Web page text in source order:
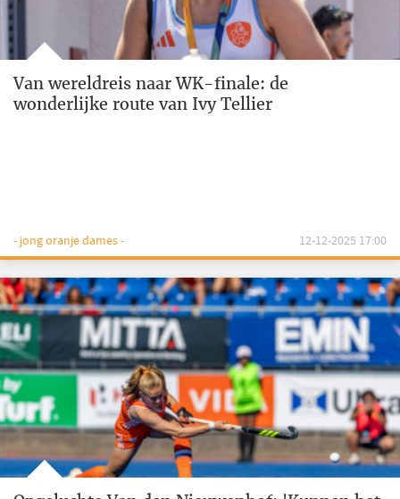
Van wereldreis naar WK-finale: de
wonderlijke route van Ivy Tellier
- jong oranje dames - 12-12-2025 17:00